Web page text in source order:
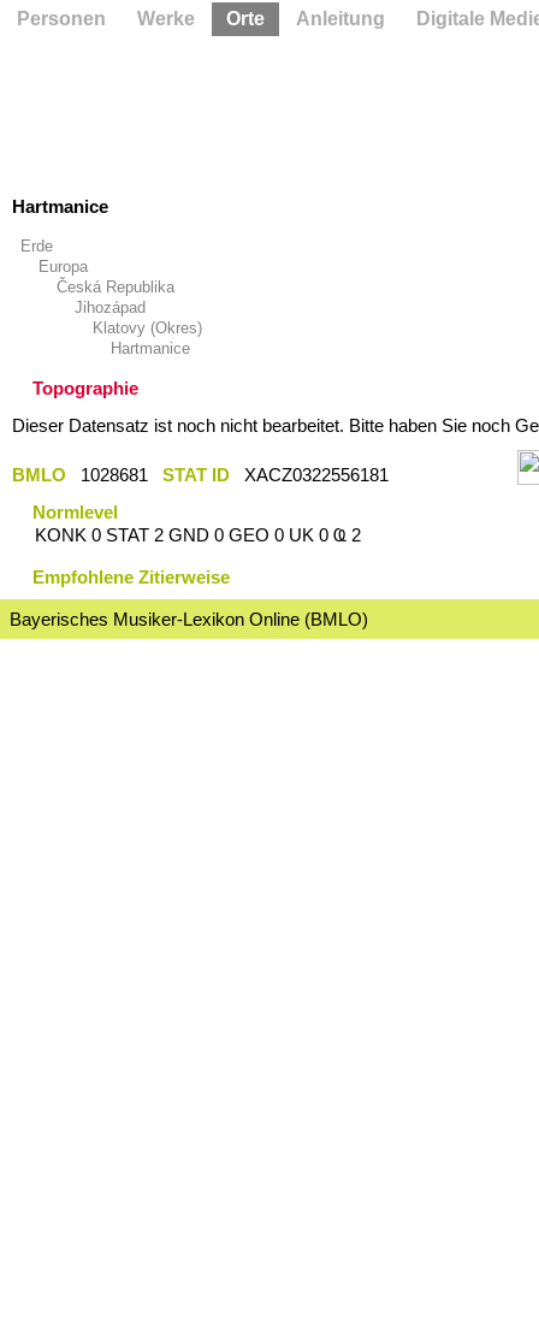
Hartmanice
Erde
Europa
Česká Republika
Jihozápad
Klatovy (Okres)
Hartmanice
Topographie
Dieser Datensatz ist noch nicht bearbeitet. Bitte haben Sie noch
BMLO 1028681 STAT ID
XACZ0322556181
Normlevel
KONK 0 STAT 2 GND 0 GEO 0 UK 0 Ҩ 2
Empfohlene Zitierweise
Bayerisches Musiker-Lexikon Online (BMLO)
Personen Werke Orte Anleitung Digitale